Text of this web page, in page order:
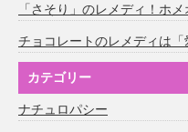
「さそり」のレメディ！ホ
チョコレートのレメディは「
カテゴリー
ナチュロパシー